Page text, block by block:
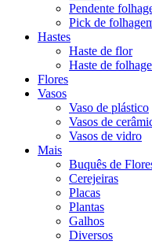
Pendente
Pick de
Hastes
Haste de flor
Haste de
Flores
Vasos
Vaso de plástico
Vasos de
Vasos de vidro
Mais
Buquês de
Cerejeiras
Placas
Plantas
Galhos
Diversos